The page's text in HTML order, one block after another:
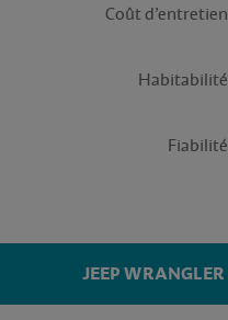
Coût d’entretien
Habitabilité
Fiabilité
JEEP